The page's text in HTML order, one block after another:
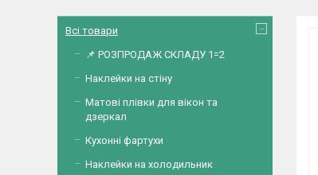
Всі товари
📌 РОЗПРОДАЖ СКЛАДУ 1=2
Наклейки на стіну
Матові плівки для вікон та
дзеркал
Кухонні фартухи
Наклейки на холодильник